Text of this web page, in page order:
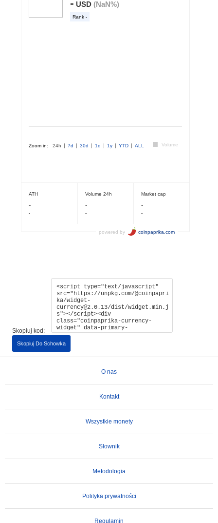
Skopiuj kod:
Skopiuj Do Schowka
O nas
Kontakt
Wszystkie monety
Słownik
Metodologia
Polityka prywatności
Regulamin